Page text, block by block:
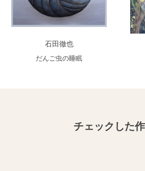
石田徹也
だんご虫の睡眠
チェックした